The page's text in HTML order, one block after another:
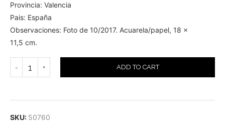
Provincia: Valencia
Pais: España
Observaciones: Foto de 10/2017. Acuarela/papel, 18 x
11,5 cm.
ADD TO CART
SKU: 50760